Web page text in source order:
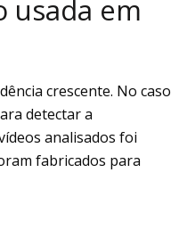
usada em
crescente. No caso
detectar a
analisados foi
fabricados para